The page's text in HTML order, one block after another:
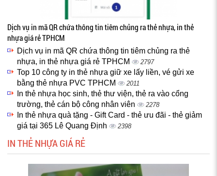
Dịch vụ in mã QR chứa thông tin tiêm chủng ra thẻ nhựa, in thẻ
nhựa giá rẻ TPHCM
Dịch vụ in mã QR chứa thông tin tiêm chủng ra thẻ
nhựa, in thẻ nhựa giá rẻ TPHCM
2797
Top 10 công ty in thẻ nhựa giữ xe lấy liền, vé gửi xe
bằng thẻ nhựa PVC TPHCM
2011
In thẻ nhựa học sinh, thẻ thư viện, thẻ ra vào cổng
trường, thẻ cán bộ công nhân viên
2278
In thẻ nhựa quà tặng - Gift Card - thẻ ưu đãi - thẻ giảm
giá tại 365 Lê Quang Định
2398
IN THẺ NHỰA GIÁ RẺ